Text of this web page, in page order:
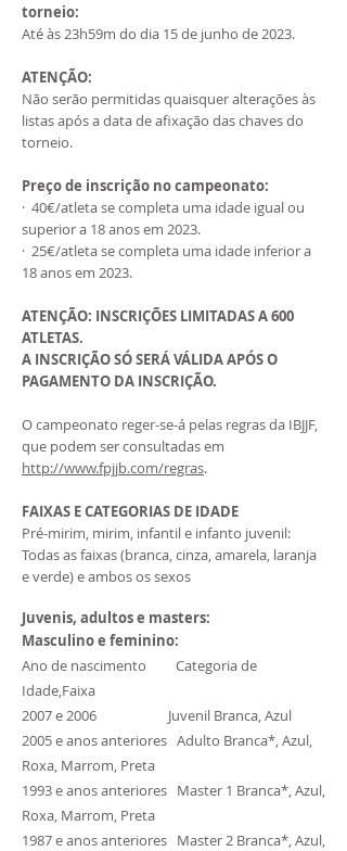
torneio:
Até às 23h59m do dia 15 de junho de 2023.
ATENÇÃO:
Não serão permitidas quaisquer alterações às
listas após a data de afixação das chaves do
torneio.
Preço de inscrição no campeonato:
· 40€/atleta se completa uma idade igual ou
superior a 18 anos em 2023.
· 25€/atleta se completa uma idade inferior a
18 anos em 2023.
ATENÇÃO: INSCRIÇÕES LIMITADAS A 600
ATLETAS.
A INSCRIÇÃO SÓ SERÁ VÁLIDA APÓS O
PAGAMENTO DA INSCRIÇÃO.
O campeonato reger-se-á pelas regras da IBJJF,
que podem ser consultadas em
http://www.fpjjb.com/regras.
FAIXAS E CATEGORIAS DE IDADE
Pré-mirim, mirim, infantil e infanto juvenil:
Todas as faixas (branca, cinza, amarela, laranja
e verde) e ambos os sexos
Juvenis, adultos e masters:
Masculino e feminino:
Ano de nascimento Categoria de
Idade,Faixa
2007 e 2006 Juvenil Branca, Azul
2005 e anos anteriores Adulto Branca*, Azul,
Roxa, Marrom, Preta
1993 e anos anteriores Master 1 Branca*, Azul,
Roxa, Marrom, Preta
1987 e anos anteriores Master 2 Branca*, Azul,